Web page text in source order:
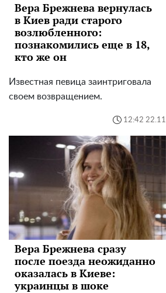
Вера Брежнева вернулась
в Киев ради старого
возлюбленного:
познакомились еще в 18,
кто же он
Известная певица заинтриговала
своем возвращением.
12:42 22.11
Вера Брежнева сразу
после поезда неожиданно
оказалась в Киеве:
украинцы в шоке